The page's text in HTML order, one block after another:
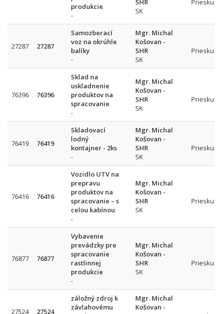
produkcie
-
SHR
SK
Prieskum
27287 27287
Samozberací
voz na okrúhle
balíky
-
Mgr. Michal
Košovan -
SHR
SK
Prieskum
76396 76396
Sklad na
uskladnenie
produktov na
spracovanie
-
Mgr. Michal
Košovan -
SHR
SK
Prieskum
76419 76419
Skladovací
lodný
kontajner - 2ks
-
Mgr. Michal
Košovan -
SHR
SK
Prieskum
76416 76416
Vozidlo UTV na
prepravu
produktov na
spracovanie – s
celou kabínou
-
Mgr. Michal
Košovan -
SHR
SK
Prieskum
76877 76877
Vybavenie
prevádzky pre
spracovanie
rastlinnej
produkcie
-
Mgr. Michal
Košovan -
SHR
SK
Prieskum
27524 27524
záložný zdroj k
závlahovému
Mgr. Michal
Košovan -